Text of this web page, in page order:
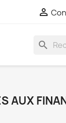

search
AUX